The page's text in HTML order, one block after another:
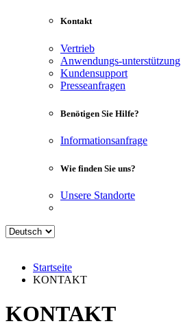
Kontakt
Vertrieb
Anwendungs-unterstützung
Kundensupport
Presseanfragen
Benötigen Sie Hilfe?
Informationsanfrage
Wie finden Sie uns?
Unsere Standorte
Startseite
KONTAKT
KONTAKT